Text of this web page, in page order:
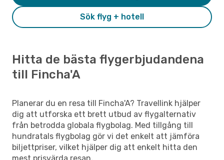
Sök flyg + hotell
Hitta de bästa flygerbjudandena
till Fincha'A
Planerar du en resa till Fincha'A? Travellink hjälper
dig att utforska ett brett utbud av flygalternativ
från betrodda globala flygbolag. Med tillgång till
hundratals flygbolag gör vi det enkelt att jämföra
biljettpriser, vilket hjälper dig att enkelt hitta den